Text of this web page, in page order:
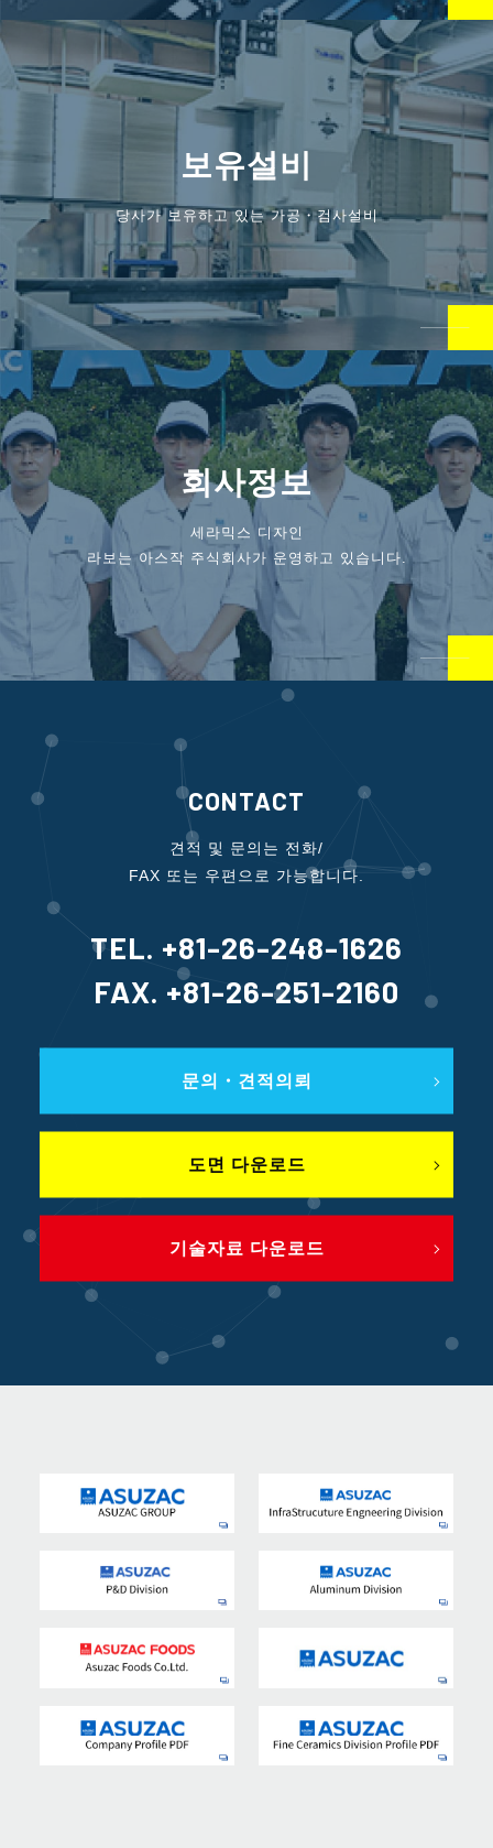
보유설비
당사가 보유하고 있는 가공・검사설비
회사정보
세라믹스 디자인
라보는 아스작 주식회사가 운영하고 있습니다.
CONTACT
견적 및 문의는 전화/
FAX 또는 우편으로 가능합니다.
TEL. +81-26-248-1626
FAX. +81-26-251-2160
문의・견적의뢰
도면 다운로드
기술자료 다운로드